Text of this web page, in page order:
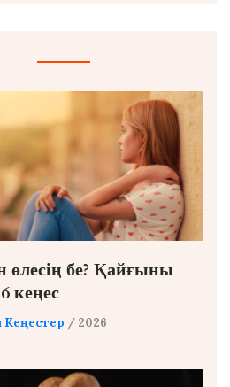
бе? Қайғыны
кеңес
Кеңестер / 2026